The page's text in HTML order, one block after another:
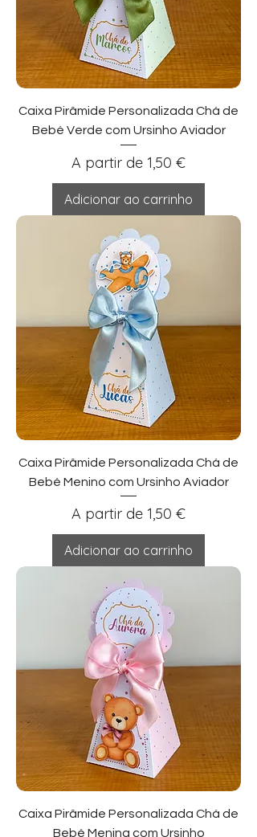
Caixa Pirâmide Personalizada Chá de
Bebé Verde com Ursinho Aviador
A partir de 1,50 €
Preço promocional
Adicionar ao carrinho
Caixa Pirâmide Personalizada Chá de
Bebé Menino com Ursinho Aviador
A partir de 1,50 €
Preço promocional
Adicionar ao carrinho
Caixa Pirâmide Personalizada Chá de
Bebé Menina com Ursinho